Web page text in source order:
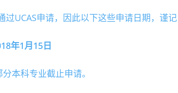
UCAS申请，因此以下这些申请日期，谨记
年1月15日
本科专业截止申请。